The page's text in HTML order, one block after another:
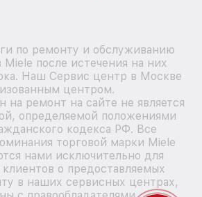
по ремонту и обслуживанию
после истечения на них
Наш Сервис центр в Москве
центром.
на ремонт на сайте не является
определяемой положениями
кодекса РФ. Все
торговой марки Miele
нами исключительно для
о предоставляемых
в наших сервисных центрах,